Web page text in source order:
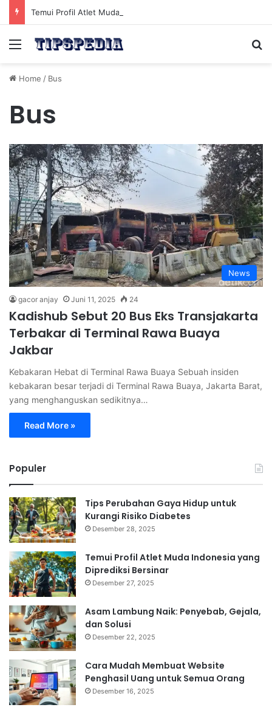
Menu
Home / Bus
Bus
News
gacor anjay Juni 11, 2025 24
Kadishub Sebut 20 Bus Eks Transjakarta
Terbakar di Terminal Rawa Buaya
Jakbar
Kebakaran Hebat di Terminal Rawa Buaya Sebuah insiden
kebakaran besar terjadi di Terminal Rawa Buaya, Jakarta Barat,
yang menghanguskan sedikitnya…
Read More »
Populer
Tips Perubahan Gaya Hidup untuk
Kurangi Risiko Diabetes
Desember 28, 2025
Temui Profil Atlet Muda Indonesia yang
Diprediksi Bersinar
Desember 27, 2025
Asam Lambung Naik: Penyebab, Gejala,
dan Solusi
Desember 22, 2025
Cara Mudah Membuat Website
Penghasil Uang untuk Semua Orang
Desember 16, 2025